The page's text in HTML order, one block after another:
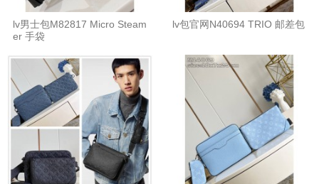
lv男士包M82817 Micro Steam
er 手袋
lv包官网N40694 TRIO 邮差包